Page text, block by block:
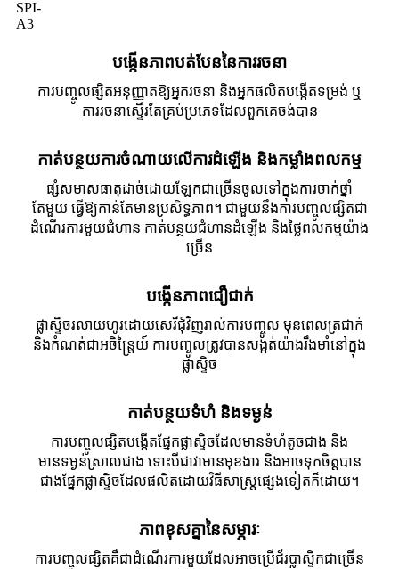
SPI-
A3
បង្កើនភាពបត់បែននៃការរចនា
ការបញ្ចូលផ្សិតអនុញ្ញាតឱ្យអ្នករចនា និងអ្នកផលិតបង្កើតទម្រង់ ឬ
ការរចនាស្ទើរតែគ្រប់ប្រភេទដែលពួកគេចង់បាន
កាត់បន្ថយការចំណាយលើការដំឡើង និងកម្លាំងពលកម្ម
ផ្សំសមាសធាតុដាច់ដោយឡែកជាច្រើនចូលទៅក្នុងការចាក់ថ្នាំ
តែមួយ ធ្វើឱ្យកាន់តែមានប្រសិទ្ធភាព។ ជាមួយនឹងការបញ្ចូលផ្សិតជា
ដំណើរការមួយជំហាន កាត់បន្ថយជំហានដំឡើង និងថ្លៃពលកម្មយ៉ាង
ច្រើន
បង្កើនភាពជឿជាក់
ផ្លាស្ទិចរលាយហូរដោយសេរីជុំវិញរាល់ការបញ្ចូល មុនពេលត្រជាក់
និងកំណត់ជាអចិន្ត្រៃយ៍ ការបញ្ចូលត្រូវបានសង្កត់យ៉ាងរឹងមាំនៅក្នុង
ផ្លាស្ទិច
កាត់បន្ថយទំហំ និងទម្ងន់
ការបញ្ចូលផ្សិតបង្កើតផ្នែកផ្លាស្ទិចដែលមានទំហំតូចជាង និង
មានទម្ងន់ស្រាលជាង ទោះបីជាវាមានមុខងារ និងអាចទុកចិត្តបាន
ជាងផ្នែកផ្លាស្ទិចដែលផលិតដោយវិធីសាស្ត្រផ្សេងទៀតក៏ដោយ។
ភាពខុសគ្នានៃសម្ភារៈ
ការបញ្ចូលផ្សិតគឺជាដំណើរការមួយដែលអាចប្រើជ័រប្លាស្ទិកជាច្រើន